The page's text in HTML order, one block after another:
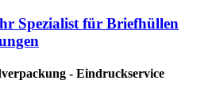
- Eindruckservice